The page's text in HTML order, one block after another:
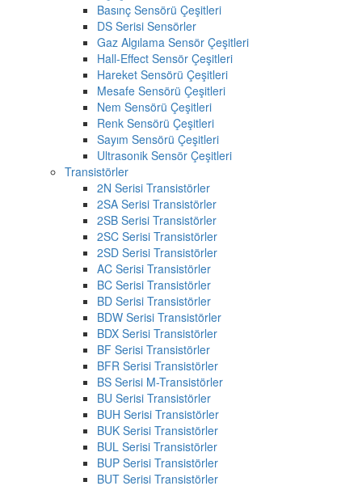
Basınç Sensörü Çeşitleri
DS Serisi Sensörler
Gaz Algılama Sensör Çeşitleri
Hall-Effect Sensör Çeşitleri
Hareket Sensörü Çeşitleri
Mesafe Sensörü Çeşitleri
Nem Sensörü Çeşitleri
Renk Sensörü Çeşitleri
Sayım Sensörü Çeşitleri
Ultrasonik Sensör Çeşitleri
Transistörler
2N Serisi Transistörler
2SA Serisi Transistörler
2SB Serisi Transistörler
2SC Serisi Transistörler
2SD Serisi Transistörler
AC Serisi Transistörler
BC Serisi Transistörler
BD Serisi Transistörler
BDW Serisi Transistörler
BDX Serisi Transistörler
BF Serisi Transistörler
BFR Serisi Transistörler
BS Serisi M-Transistörler
BU Serisi Transistörler
BUH Serisi Transistörler
BUK Serisi Transistörler
BUL Serisi Transistörler
BUP Serisi Transistörler
BUT Serisi Transistörler